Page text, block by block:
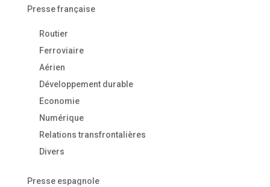
Presse française
Routier
Ferroviaire
Aérien
Développement durable
Economie
Numérique
Relations transfrontalières
Divers
Presse espagnole